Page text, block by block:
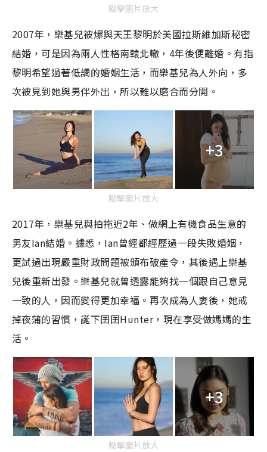
點擊圖片放大
2007年，樂基兒被爆與天王黎明於美國拉斯維加斯秘密
結婚，可是因為兩人性格南轅北轍，4年後便離婚。有指
黎明希望過著低調的婚姻生活，而樂基兒為人外向，多
次被見到她與男伴外出，所以難以磨合而分開。
+3
點擊圖片放大
2017年，樂基兒與拍拖近2年、做網上有機食品生意的
男友Ian結婚。據悉，Ian曾經都經歷過一段失敗婚姻，
更試過出現嚴重財政問題被頒布破產令，其後遇上樂基
兒後重新出發。樂基兒就曾透露能夠找一個跟自己意見
一致的人，因而變得更加幸福。再次成為人妻後，她戒
掉夜蒲的習慣，誕下囝囝Hunter，現在享受做媽媽的生
活。
+3
點擊圖片放大